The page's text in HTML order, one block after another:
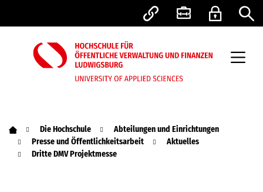
Die Hochschule
Abteilungen und Einrichtungen
Presse und Öffentlichkeitsarbeit
Aktuelles
Dritte DMV Projektmesse